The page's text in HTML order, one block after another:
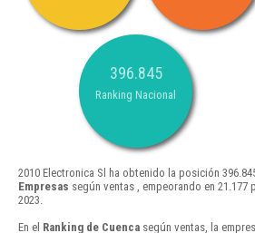
396.845
Ranking Nacional
2010 Electronica Sl ha obtenido la posición
Empresas según ventas , empeorando en
2023.
En el Ranking de Cuenca según ventas, la